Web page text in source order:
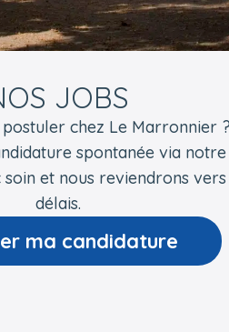
JOBS
chez Le Marronnier ?
spontanée via
et nous reviendrons
délais.
ma candidature